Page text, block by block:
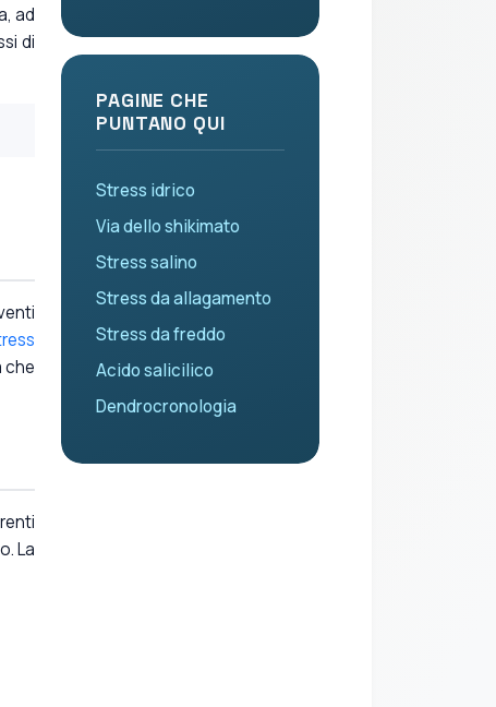
ad
di
che
La
PAGINE CHE
PUNTANO QUI
Stress idrico
Via dello shikimato
Stress salino
Stress da allagamento
Stress da freddo
Acido salicilico
Dendrocronologia